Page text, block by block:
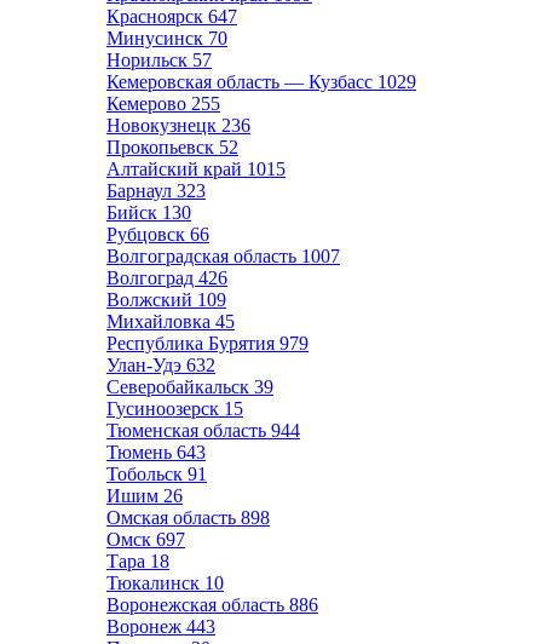
Красноярск 647
Минусинск 70
Норильск 57
Кемеровская область — Кузбасс 1029
Кемерово 255
Новокузнецк 236
Прокопьевск 52
Алтайский край 1015
Барнаул 323
Бийск 130
Рубцовск 66
Волгоградская область 1007
Волгоград 426
Волжский 109
Михайловка 45
Республика Бурятия 979
Улан-Удэ 632
Северобайкальск 39
Гусиноозерск 15
Тюменская область 944
Тюмень 643
Тобольск 91
Ишим 26
Омская область 898
Омск 697
Тара 18
Тюкалинск 10
Воронежская область 886
Воронеж 443